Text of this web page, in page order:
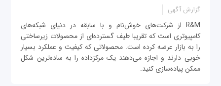
گزارش آگهی
R&M از شرکت‌های خوش‌نام و با سابقه در دنیای شبکه‌های
کامپیوتری است که تقریبا طیف گسترده‌ای از محصولات زیرساختی
را به بازار عرضه کرده است. محصولاتی که کیفیت و عملکرد بسیار
خوبی دارند و اجازه می‌دهند یک مرکزداده را به ساده‌ترین شکل
ممکن پیاده‌سازی کنید.